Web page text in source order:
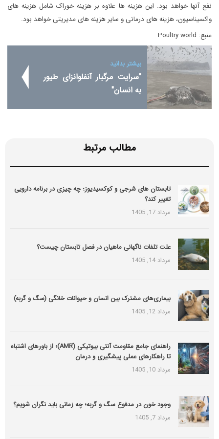
نفع آنها خواهد بود. این هزینه ها علاوه بر هزینه خوراک شامل هزینه های
واکسیناسیون، هزینه های درمانی و سایر هزینه های مدیریتی خواهد بود.
منبع: Poultry world
بیشتر بدانید
"سرایت مرگبار آنفلوانزای طیور
به انسان"
مطالب مرتبط
تابستان های شرجی و کوکسیدیوز؛ چه چیزی در برنامه دارویی
تغییر کند؟
مرداد 17, 1405
علت تلفات ناگهانی ماهیان در فصل تابستان چیست؟
مرداد 14, 1405
بیماری‌های مشترک بین انسان و حیوانات خانگی (سگ و گربه)
مرداد 12, 1405
راهنمای جامع مقاومت آنتی بیوتیکی (َAMR)؛ از باورهای اشتباه
تا راهکارهای عملی پیشگیری و درمان
مرداد 10, 1405
وجود خون در مدفوع سگ و گربه؛ چه زمانی باید نگران شویم؟
مرداد 7, 1405